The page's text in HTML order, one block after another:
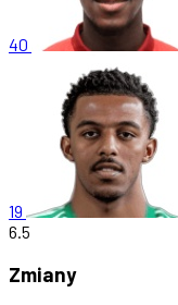
40
19
6.5
Zmiany